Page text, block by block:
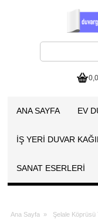
ANA SAYFA EV
İŞ YERİ DUVAR
SANAT ESERLERI
Ana Sayfa » Şelale Köprüsü